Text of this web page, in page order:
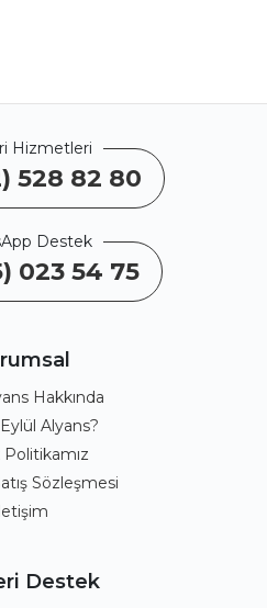
Hizmetleri
528 82 80
Destek
023 54 75
Hakkında
Alyans?
Politikamız
Sözleşmesi
Destek